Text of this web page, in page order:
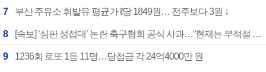
7 부산 주유소 휘발유 평균가 ℓ당 1849원… 전주보다 3원 ↓
8 [속보] ‘심판 성접대’ 논란 축구협회 공식 사과…“현재는 부적절 행위 없어”
9 1236회 로또 1등 11명…당첨금 각 24억4000만 원